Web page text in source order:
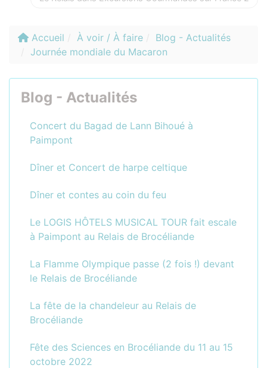
Accueil À voir / À faire
Blog - Actualités
Journée mondiale du Macaron
Blog - Actualités
Concert du Bagad de Lann Bihoué à
Paimpont
Dîner et Concert de harpe celtique
Dîner et contes au coin du feu
Le LOGIS HÔTELS MUSICAL TOUR fait escale
à Paimpont au Relais de Brocéliande
La Flamme Olympique passe (2 fois !) devant
le Relais de Brocéliande
La fête de la chandeleur au Relais de
Brocéliande
Fête des Sciences en Brocéliande du 11 au 15
octobre 2022